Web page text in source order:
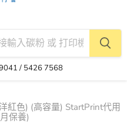
/ 5426 7568
車
紅色) (高容量) StartPrint代用
保養)